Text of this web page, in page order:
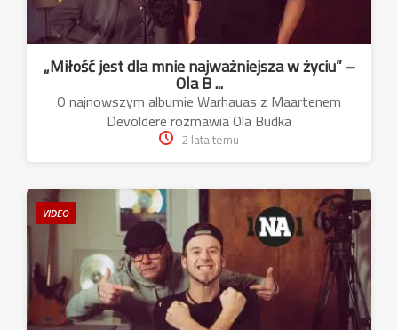
„Miłość jest dla mnie najważniejsza w życiu” –
Ola B ...
O najnowszym albumie Warhauas z Maartenem
Devoldere rozmawia Ola Budka
2 lata temu
VIDEO